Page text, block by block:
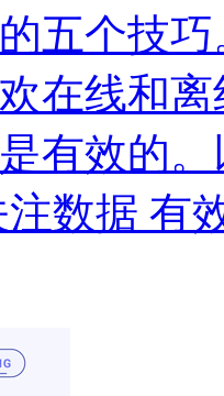
五个技
在线和
有效的
注数据 有